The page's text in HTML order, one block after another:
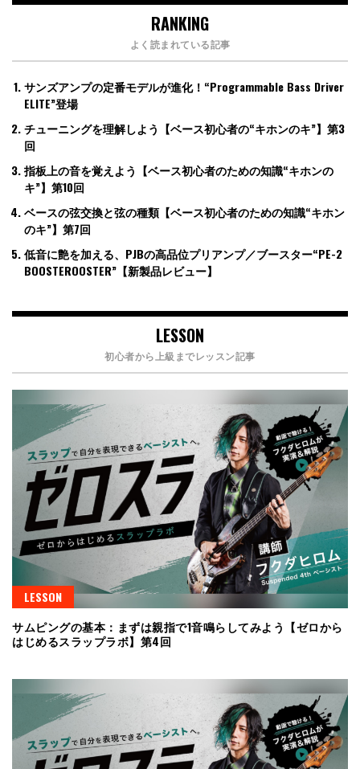
RANKING
よく読まれている記事
サンズアンプの定番モデルが進化！“Programmable Bass Driver
ELITE”登場
チューニングを理解しよう【ベース初心者の“キホンのキ”】第3
回
指板上の音を覚えよう【ベース初心者のための知識“キホンの
キ”】第10回
ベースの弦交換と弦の種類【ベース初心者のための知識“キホン
のキ”】第7回
低音に艶を加える、PJBの高品位プリアンプ／ブースター“PE-2
BOOSTEROOSTER”【新製品レビュー】
LESSON
初心者から上級までレッスン記事
LESSON
サムピングの基本：まずは親指で1音鳴らしてみよう【ゼロから
はじめるスラップラボ】第4回